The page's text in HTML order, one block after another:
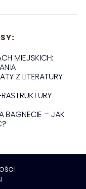
MIEJSKICH:
Z LITERATURY
BAGNECIE – JAK